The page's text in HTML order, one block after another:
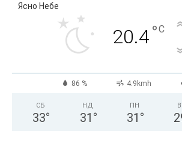
Ясно Небе
20.4°C
86 % 4.9kmh
СБ
33°
НД
31 °
ПН
31 °